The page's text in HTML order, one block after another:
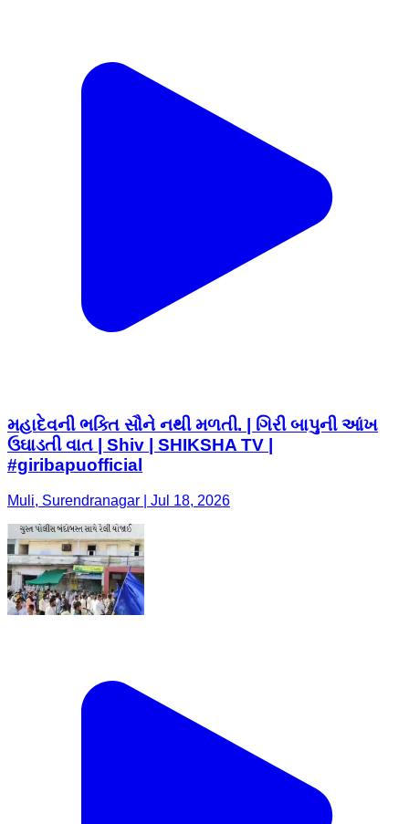
મહાદેવની ભક્તિ સૌને નથી મળતી. | ગિરી બાપુની આંખ
ઉઘાડતી વાત | Shiv | SHIKSHA TV |
#giribapuofficial
Muli, Surendranagar | Jul 18, 2026